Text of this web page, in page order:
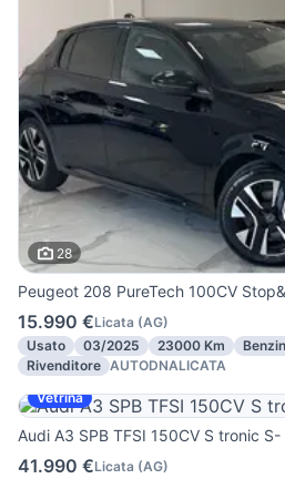
28
Peugeot 208 PureTech 100CV
15.990 €Licata (AG)
Usato
03/2025 23000 Km
Rivenditore AUTODNALICATA
Vetrina
Audi A3 SPB TFSI 150CV S tronic
41.990 €Licata (AG)